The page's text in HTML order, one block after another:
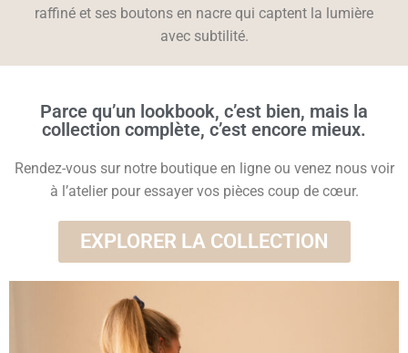
raffiné et ses boutons en nacre qui captent la lumière
avec subtilité.
Parce qu’un lookbook, c’est bien, mais la
collection complète, c’est encore mieux.
Rendez-vous sur notre boutique en ligne ou venez nous voir
à l’atelier pour essayer vos pièces coup de cœur.
EXPLORER LA COLLECTION